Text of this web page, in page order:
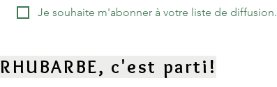
Je souhaite m'abonner à votre liste de diffusion.
RHUBARBE, c'est parti!